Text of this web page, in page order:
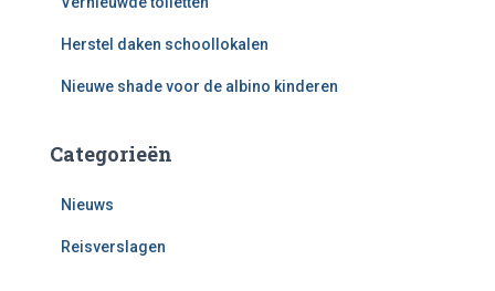
Herstel daken schoollokalen
Nieuwe shade voor de albino kinderen
Categorieën
Nieuws
Reisverslagen